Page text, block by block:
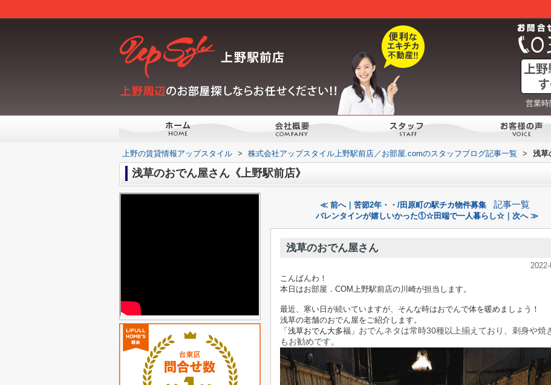
営業時
上野の賃貸情報アップスタイル > 株式会社アップスタイル上野駅前店／お部屋.comのスタッフブログ記事一覧 > 浅草
浅草のおでん屋さん《上野駅前店》
≪ 前へ｜苦節2年・・/田原町の駅チカ物件募集 記事一覧
バレンタインが嬉しいかった①☆田端で一人暮らし☆｜次へ ≫
浅草のおでん屋さん
こんばんわ！
本日はお部屋．COM上野駅前店の川崎が担当します。
最近、寒い日が続いていますが、そんな時はおでんで体を暖めましょう！
浅草の老舗のおでん屋をご紹介します。
「 浅草おでん大多福 」 おでんネタは常時30種以上揃えており、刺身や焼
もお勧めです。